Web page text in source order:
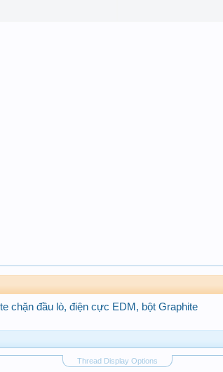
chặn đầu lò, điện cực EDM, bột Graphite
Thread Display Options